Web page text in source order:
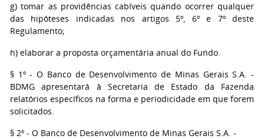
g) tomar as providências cabíveis quando ocorrer qualquer
das hipóteses indicadas nos artigos 5º, 6º e 7º deste
Regulamento;
h) elaborar a proposta orçamentária anual do Fundo.
§ 1º - O Banco de Desenvolvimento de Minas Gerais S.A. -
BDMG apresentará à Secretaria de Estado da Fazenda
relatórios específicos na forma e periodicidade em que forem
solicitados.
§ 2º - O Banco de Desenvolvimento de Minas Gerais S.A. -